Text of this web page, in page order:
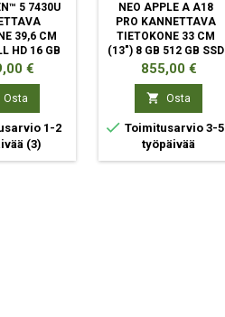
5 7430U
39,6 CM
HD 16 GB
512 GB
FI 6
€
Osta
1-2
(3)
NEO APPLE A A18
PRO KANNETTAVA
TIETOKONE 33 CM
(13") 8 GB 512 GB SSD
WI-FI 6E (802.11AX)
MACOS TAHOE
INDIGO
Hinta
855,00 €
 Osta
 Toimitusarvio 3-5
työpäivää